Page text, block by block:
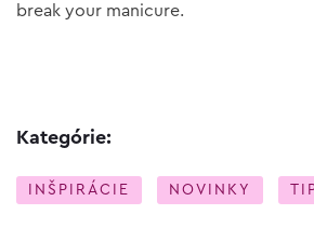
break your manicure.
Kategórie:
INŠPIRÁCIE NOVINKY